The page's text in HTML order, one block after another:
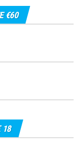
€60
18